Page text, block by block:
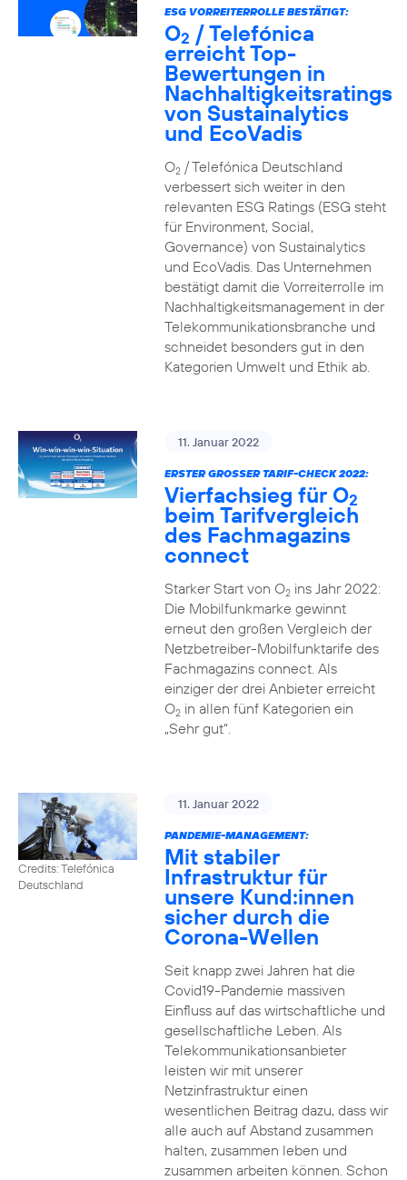
ESG VORREITERROLLE BESTÄTIGT:
O2 / Telefónica
erreicht Top-
Bewertungen in
Nachhaltigkeitsratings
von Sustainalytics
und EcoVadis
O2/ Telefónica Deutschland
verbessert sich weiter in den
relevanten ESG Ratings (ESG steht
für Environment, Social,
Governance) von Sustainalytics
und EcoVadis. Das Unternehmen
bestätigt damit die Vorreiterrolle im
Nachhaltigkeitsmanagement in der
Telekommunikationsbranche und
schneidet besonders gut in den
Kategorien Umwelt und Ethik ab.
11. Januar 2022
ERSTER GROSSER TARIF-CHECK 2022:
Vierfachsieg für O2
beim Tarifvergleich
des Fachmagazins
connect
Starker Start von O2ins Jahr 2022:
Die Mobilfunkmarke gewinnt
erneut den großen Vergleich der
Netzbetreiber-Mobilfunktarife des
Fachmagazins connect. Als
einziger der drei Anbieter erreicht
O2in allen fünf Kategorien ein
„Sehr gut“.
Credits: Telefónica
Deutschland
11. Januar 2022
PANDEMIE-MANAGEMENT:
Mit stabiler
Infrastruktur für
unsere Kund:innen
sicher durch die
Corona-Wellen
Seit knapp zwei Jahren hat die
Covid19-Pandemie massiven
Einfluss auf das wirtschaftliche und
gesellschaftliche Leben. Als
Telekommunikationsanbieter
leisten wir mit unserer
Netzinfrastruktur einen
wesentlichen Beitrag dazu, dass wir
alle auch auf Abstand zusammen
halten, zusammen leben und
zusammen arbeiten können. Schon